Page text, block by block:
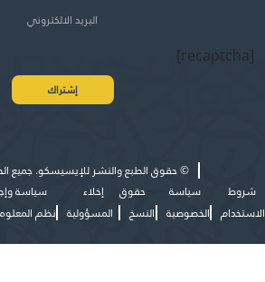
[recaptcha]
©حقوق الطبع والنشر للإيسيسكو. جميع
شروط
الاستخدام
سياسة
الخصوصية
حقوق
النسخ
إخلاء
المسؤولية
سياسة
نظم